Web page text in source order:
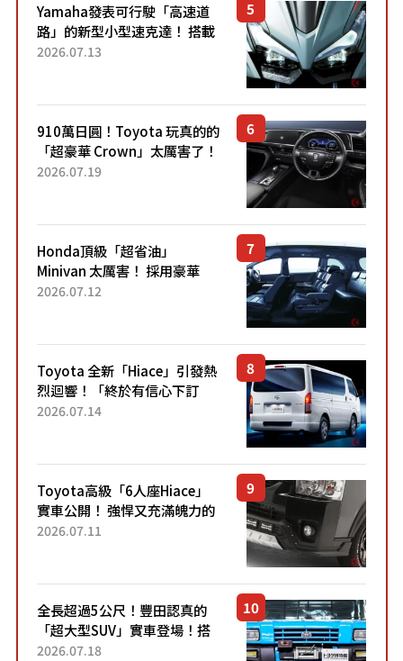
Yamaha發表可行駛「高速道
路」的新型小型速克達！ 搭載
能享受超強勁「渦輪感」的動
2026.07.13
910萬日圓！Toyota 玩真的的
「超豪華 Crown」太厲害了！
採用由「匠人技藝」打造的
2026.07.19
Honda頂級「超省油」
Minivan 太厲害！ 採用豪華
「真皮座椅」與專屬「黑色內
「三...
2026.07.12
Toyota 全新「Hiace」引發熱
烈迴響！「終於有信心下訂
了！」「哪個等級交車最
車？...
2026.07.14
Toyota高級「6人座Hiace」
實車公開！ 強悍又充滿魄力的
「全黑設計」搭配特別「豪華
2026.07.11
全長超過5公尺！豐田認真的
「超大型SUV」實車登場！搭
載後輪也會轉向的「四輪轉
2026.07.18